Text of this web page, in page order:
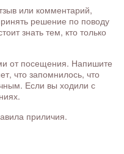
или комментарий,
решение по поводу
знать тем, кто только
от посещения. Напишите
что запомнилось, что
Если вы ходили с
приличия.